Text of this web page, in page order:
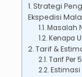
Strategi
Ekspedisi
Masalah
Kenapa
Tarif &
Tarif Per
Estimasi